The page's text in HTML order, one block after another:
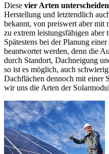
Diese vier Arten unterscheiden
Herstellung und letztendlich
bekannt, von preiswert aber mit
zu extrem leistungsfähigen aber
Spätestens bei der Planung
beantwortet werden, denn die
durch Standort, Dachneigung
so ist es möglich, auch
Dachflächen dennoch mit einer
wir uns die Arten der